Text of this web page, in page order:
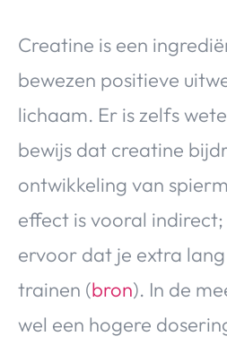
Creatine is een
bewezen positieve
lichaam. Er is zelfs
bewijs dat creatine
ontwikkeling van
effect is vooral
ervoor dat je extra
trainen (bron). In de
wel een hogere